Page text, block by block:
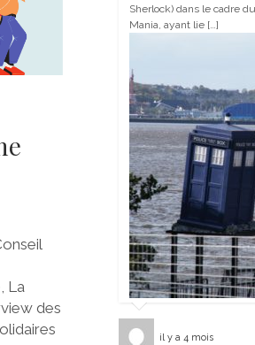
La
des
Sherlock) dans le cadre
Mania, ayant lie […]
il y a 4 mois